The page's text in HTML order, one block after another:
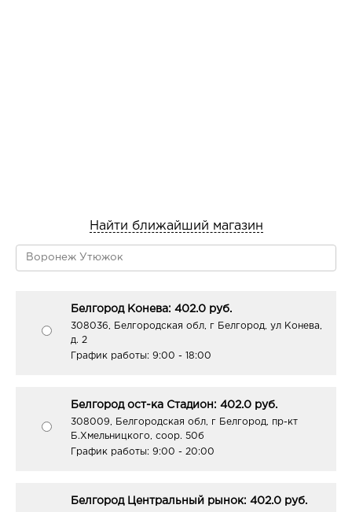
Найти ближайший магазин
Белгород Конева: 402.0 руб.
308036, Белгородская обл, г Белгород, ул Конева,
д. 2
График работы: 9:00 - 18:00
Белгород ост-ка Стадион: 402.0 руб.
308009, Белгородская обл, г Белгород, пр-кт
Б.Хмельницкого, соор. 50б
График работы: 9:00 - 20:00
Белгород Центральный рынок: 402.0 руб.